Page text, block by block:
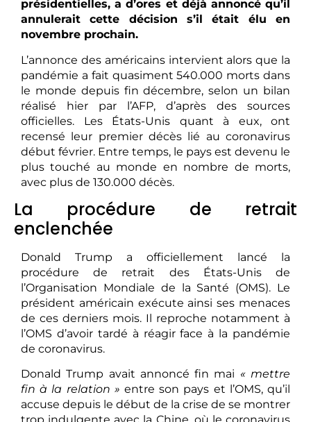
présidentielles, a d’ores et déjà annoncé qu’il
annulerait cette décision s’il était élu en
novembre prochain.
L’annonce des américains intervient alors que la
pandémie a fait quasiment 540.000 morts dans
le monde depuis fin décembre, selon un bilan
réalisé hier par l’AFP, d’après des sources
officielles. Les États-Unis quant à eux, ont
recensé leur premier décès lié au coronavirus
début février. Entre temps, le pays est devenu le
plus touché au monde en nombre de morts,
avec plus de 130.000 décès.
La procédure de retrait
enclenchée
Donald Trump a officiellement lancé la
procédure de retrait des États-Unis de
l’Organisation Mondiale de la Santé (OMS). Le
président américain exécute ainsi ses menaces
de ces derniers mois. Il reproche notamment à
l’OMS d’avoir tardé à réagir face à la pandémie
de coronavirus.
Donald Trump avait annoncé fin mai « mettre
fin à la relation » entre son pays et l’OMS, qu’il
accuse depuis le début de la crise de se montrer